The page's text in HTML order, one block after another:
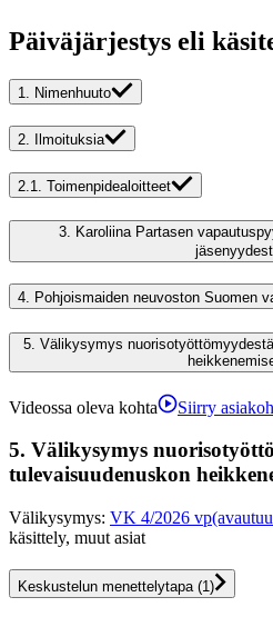
Päiväjärjestys eli
1. Nimenhuuto
2. Ilmoituksia
2.1. Toimenpidealoitteet
3. Karoliina Partasen
4. Pohjoismaiden neuvoston Suomen
5. Välikysymys
Videossa oleva kohta Siirry
5. Välikysymys
tulevaisuudenuskon
Välikysymys: VK 4/2026 vp
käsittely, muut asiat
Keskustelun menettelytapa (1 )